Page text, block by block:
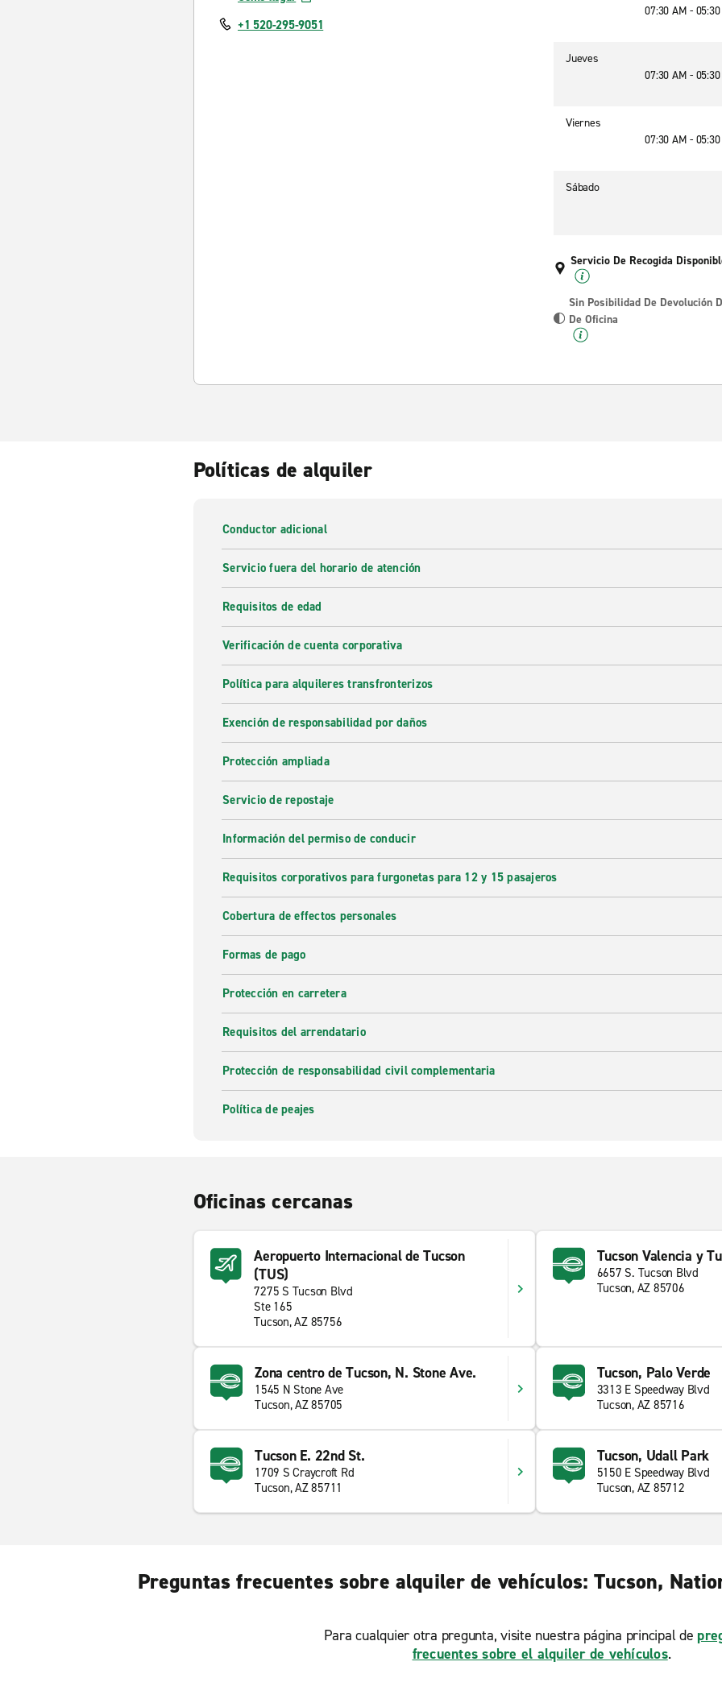
+1 520-295-9051
07:30 AM -
Jueves
07:30 AM -
Viernes
07:30 AM -
Sábado
Servicio De Recogida
Sin Posibilidad De Devolución
De Oficina
Políticas de alquiler
Conductor adicional
Servicio fuera del horario de atención
Requisitos de edad
Verificación de cuenta corporativa
Política para alquileres transfronterizos
Exención de responsabilidad por daños
Protección ampliada
Servicio de repostaje
Información del permiso de conducir
Requisitos corporativos para furgonetas para 12 y 15 pasajeros
Cobertura de effectos personales
Formas de pago
Protección en carretera
Requisitos del arrendatario
Protección de responsabilidad civil complementaria
Política de peajes
Oficinas cercanas
Aeropuerto Internacional de Tucson
(TUS)
7275 S Tucson Blvd
Ste 165
Tucson, AZ 85756
Tucson Valencia y
6657 S. Tucson Blvd
Tucson, AZ 85706
Zona centro de Tucson, N. Stone Ave.
1545 N Stone Ave
Tucson, AZ 85705
Tucson, Palo Verde
3313 E Speedway Blvd
Tucson, AZ 85716
Tucson E. 22nd St.
1709 S Craycroft Rd
Tucson, AZ 85711
Tucson, Udall Park
5150 E Speedway Blvd
Tucson, AZ 85712
Preguntas frecuentes sobre alquiler de vehículos: Tucson,
Para cualquier otra pregunta, visite nuestra página principal de
frecuentes sobre el alquiler de vehículos.